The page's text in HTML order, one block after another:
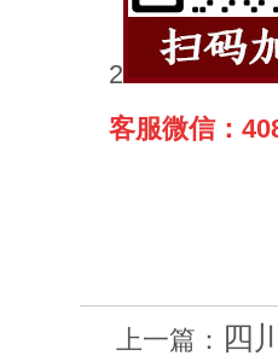
2
客服微信：
上一篇： 四